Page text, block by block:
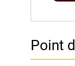
Point